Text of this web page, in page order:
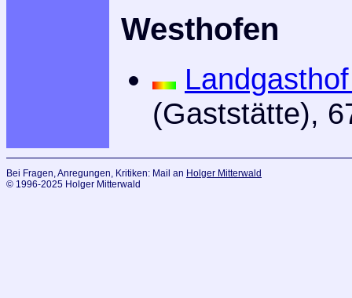
Westhofen
(Gaststätte),
Bei Fragen, Anregungen, Kritiken: Mail an Holger Mitterwald
© 1996-2025 Holger Mitterwald